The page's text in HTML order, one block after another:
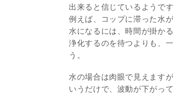
出来ると信じているようです
例えば、コップに滞った水
水になるには、時間が掛か
浄化するのを待つよりも、
う。
水の場合は肉眼で見えます
いうだけで、波動が下がっ